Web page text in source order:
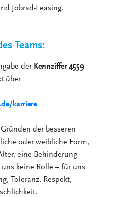
Jobrad-Leasing.
Teams:
der Kennziffer 4559
über
karriere
der besseren
oder weibliche Form,
eine Behinderung
keine Rolle – für uns
Toleranz, Respekt,